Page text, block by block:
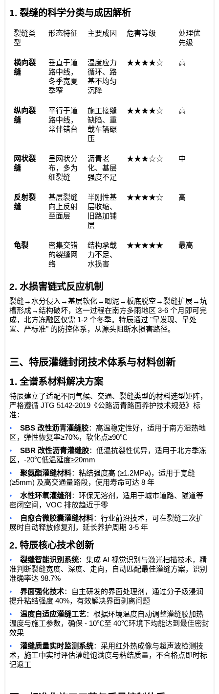
1.裂缝的科学分类与成因解析
裂缝类
型
形态特征 主要成因 危害等级
处理优
先级
横向裂
缝
垂直于道
路中线，
冬季宽夏
季窄
温度应力
循环、路
基不均匀
沉降
★★★★☆ 高
纵向裂
缝
平行于道
路中线，
常伴错台
施工接缝
缺陷、重
载车辆碾
压
★★★★☆ 高
网状裂
缝
呈网状分
布，多为
细裂缝
沥青老
化、基层
强度不足
★★★☆☆ 中
反射裂
缝
基层裂缝
向上反射
至面层
半刚性基
层收缩、
旧路加铺
层
★★★★☆ 高
龟裂
密集交错
的裂缝网
络
结构承载
力不足、
水损害
★★★★★ 最高
2.水损害链式反应机制
裂缝 →水分侵入 →基层软化→ 唧泥→板底脱空 →裂缝扩展→坑
槽形成→结构破坏，这一过程在南方多雨地区 3-6个月即可完
成，北方冻融区仅需 1-2个冬季。特辰通过 "早发现、早处
置、严标准" 的防控体系，从源头阻断水损害路径。
三、特辰灌缝封闭技术体系与材料创新
1.全谱系材料解决方案
特辰建立了适配不同气候、交通、裂缝类型的材料选型矩阵，
严格遵循 JTG 5142-2019 《公路沥青路面养护技术规范》标
准：
• SBS改性沥青灌缝胶：高温稳定性好，适用于南方湿热地
区，弹性恢复率≥70%，软化点≥90℃
•
SBR改性沥青灌缝胶：低温抗裂性优异，适用于北方季冻
区，-20℃低温延度≥20mm
•
聚氨酯灌缝材料：粘结强度高 (≥1.2MPa)，适用于宽缝
(≥5mm) 及高交通量路段，使用寿命可达 8年
• 水性环氧灌缝剂 ：环保无溶剂，适用于城市道路、隧道等
密闭空间，VOC排放趋近于零
• 自愈合微胶囊灌缝材料：行业前沿技术，可在裂缝二次扩
展时自动释放修复剂，延长养护周期 3-5年
2.特辰核心技术创新
• 裂缝智能识别系统：集成 AI视觉识别与激光扫描技术，精
准判断裂缝宽度、深度、走向，自动匹配最佳灌缝方案，识别
准确率达 98.7%
•
界面强化技术：自主研发的界面处理剂，通过分子级浸润
提升粘结强度 40%，有效解决界面剥离问题
• 温度自适应灌缝工艺：根据环境温度自动调整灌缝胶加热
温度与施工参数，确保 - 10℃至 40℃环境下均能达到最佳密封
效果
• 灌缝质量实时监测系统：采用红外热成像与超声波检测技
术，施工中实时评估灌缝饱满度与粘结质量，不合格点即时标
记返工